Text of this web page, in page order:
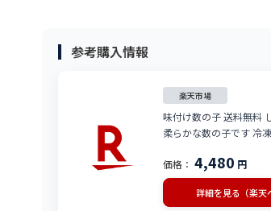
参考購入情報
楽天市場
味付け数の子 送料無料
柔らかな数の子です 冷
価格： 4,480 円
詳細を見る（楽天